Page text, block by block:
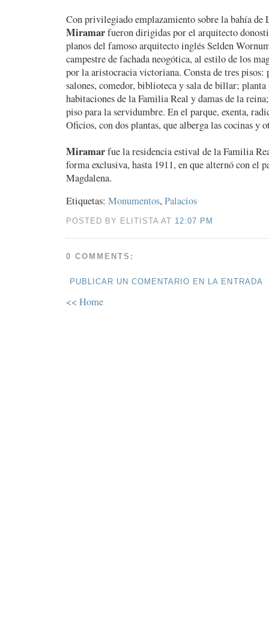
Con privilegiado emplazamiento sobre la bahía de
Miramarfueron dirigidas por el arquitecto
planos del famoso arquitecto inglés Selden
campestre de fachada neogótica, al estilo de los
por la aristocracia victoriana. Consta de tres pisos:
salones, comedor, biblioteca y sala de billar;
habitaciones de la Familia Real y damas de la
piso para la servidumbre. En el parque, exenta,
Oficios, con dos plantas, que alberga las cocinas y
Miramarfue la residencia estival de la Familia
forma exclusiva, hasta 1911, en que alternó con el
Magdalena.
Etiquetas: Monumentos, Palacios
POSTED BY ELITISTA AT 12:07 PM
0 COMMENTS:
PUBLICAR UN COMENTARIO EN LA ENTRADA
<< Home